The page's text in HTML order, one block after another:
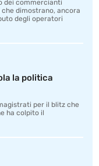
dei commercianti
dimostrano, ancora
degli operatori
la politica
per il blitz che
ha colpito il